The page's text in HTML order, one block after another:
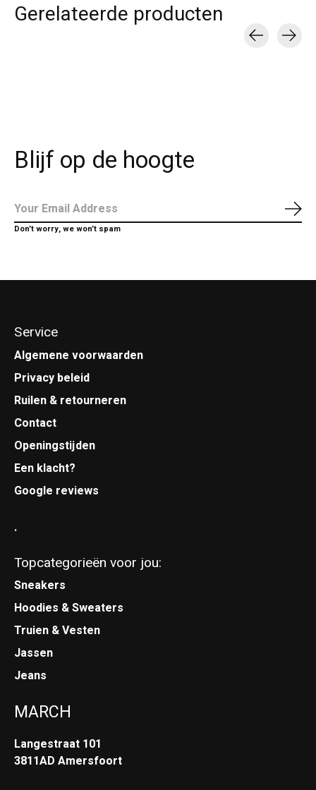
Gerelateerde producten
Blijf op de hoogte
Don’t worry, we won’t spam
Service
Algemene voorwaarden
Privacy beleid
Ruilen & retourneren
Contact
Openingstijden
Een klacht?
Google reviews
.
Topcategorieën voor jou:
Sneakers
Hoodies & Sweaters
Truien & Vesten
Jassen
Jeans
MARCH
Langestraat 101
3811AD Amersfoort